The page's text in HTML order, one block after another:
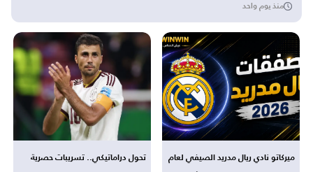
منذ يوم واحد
ميركاتو نادي ريال مدريد الصيفي لعام تحول دراماتيكي.. تسريبات حصرية